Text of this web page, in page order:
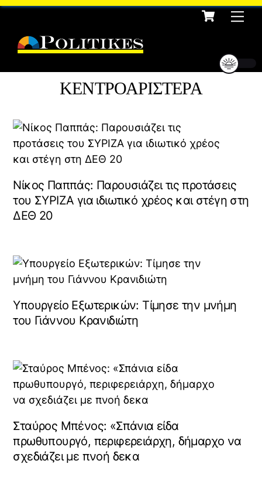
Skip
content
Cart
ΚΕΝΤΡΟΑΡΙΣΤΕΡΑ
Νίκος Παππάς: Παρουσιάζει τις προτάσεις
του ΣΥΡΙΖΑ για ιδιωτικό χρέος και στέγη στη
ΔΕΘ 20
Υπουργείο Εξωτερικών: Τίμησε την μνήμη
του Γιάννου Κρανιδιώτη
Σταύρος Μπένος: «Σπάνια είδα
πρωθυπουργό, περιφερειάρχη, δήμαρχο να
σχεδιάζει με πνοή δεκα